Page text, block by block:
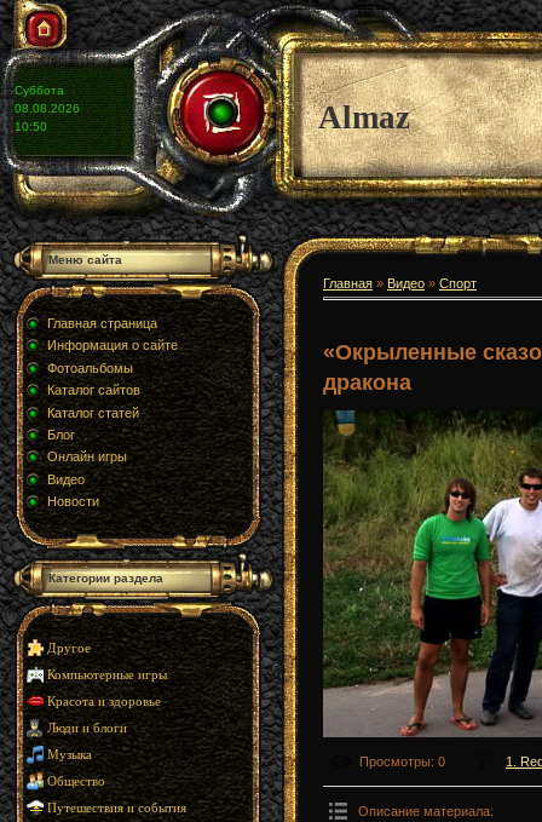
Суббота
08.08.2026
10:50
Almaz
Меню сайта
Главная страница
Информация о сайте
Фотоальбомы
Каталог сайтов
Каталог статей
Блог
Онлайн игры
Видео
Новости
Категории раздела
Другое
Компьютерные игры
Красота и здоровье
Люди и блоги
Музыка
Общество
Путешествия и события
Главная » Видео » Спорт
«Окрыленные
дракона
Просмотры: 0 1.
Описание материала: